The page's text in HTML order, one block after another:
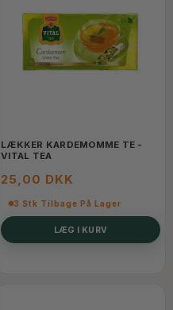
LÆKKER KARDEMOMME TE -
VITAL TEA
25,00 DKK
3 Stk Tilbage På Lager
LÆG I KURV